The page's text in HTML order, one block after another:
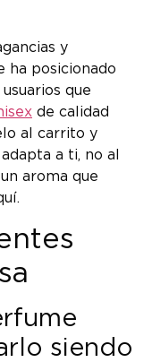
y
ha posicionado
que
de calidad
al carrito y
a ti, no al
aroma que
siendo